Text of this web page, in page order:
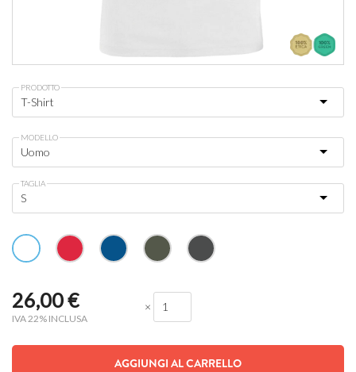
PRODOTTO
MODELLO
TAGLIA
26,00€
IVA 22% INCLUSA
×
AGGIUNGI AL CARRELLO